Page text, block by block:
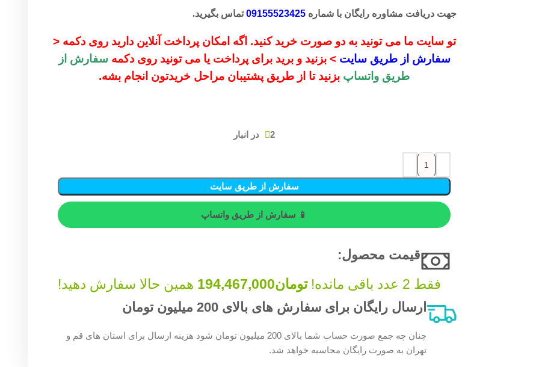
جهت دریافت مشاوره رایگان با شماره 09155523425 تماس بگیرید.
تو سایت ما می تونید به دو صورت خرید کنید. اگه امکان پرداخت آنلاین دارید روی دکمه <
سفارش از طریق سایت> بزنید و برید برای پرداخت یا می تونید روی دکمه سفارش از
طریق واتساپ بزنید تا از طریق پشتیبان مراحل خریدتون انجام بشه.
2 در انبار
سفارش از طریق سایت
📱 سفارش از طریق واتساپ
قیمت محصول:​
فقط 2 عدد باقی مانده! تومان194,467,000 همین حالا سفارش دهید!
ارسال رایگان برای سفارش های بالای 200 میلیون تومان
چنان چه جمع صورت حساب شما بالای 200 میلیون تومان شود هزینه ارسال برای استان های قم و
تهران به صورت رایگان محاسبه خواهد شد.